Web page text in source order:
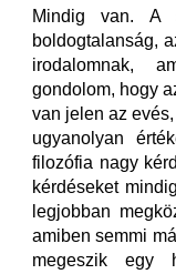
Mindig van. A
boldogtalanság,
irodalomnak,
gondolom, hogy
van jelen az
ugyanolyan
filozófia nagy
kérdéseket
legjobban
amiben semmi
megeszik egy